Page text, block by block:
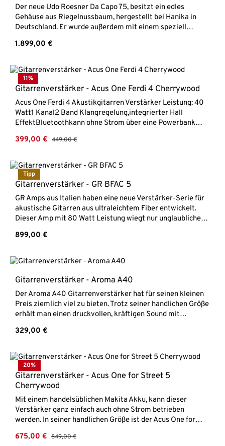
Der neue Udo Roesner Da Capo 75, besitzt ein edles
Gehäuse aus Riegelnussbaum, hergestellt bei Hanika in
Deutschland. Er wurde außerdem mit einem speziell
einzeln-, wir auch im Set mit der neuen Hanika Crossover
Hanika Crossover Roesner -> Udo Roesner/Hanika
Preamp Volume Pedal -> Komplettset Hanika Crossover +
Roesner/Hanika Da Capo 75 + Roesner Pedal Udo
Roesner/Hanika Da Capo 75 Verstärker für akustische
Gitarren 75 WattCustom Gehäuse aus Riegelnussbaum von
Hanika2 Kanäle3-Band EQsechs Effekte48 V
PhantomspeisungLow Cut
Regulärer Preis:
1.899,00 €
11%
Gitarrenverstärker - Acus One Ferdi 4 Cherrywood
Acus One Ferdi 4 Akustikgitarren Verstärker Leistung: 40
Watt1 Kanal2 Band Klangregelung,integrierter Hall
EffektBluetoothkann ohne Strom über eine Powerbank
enthalten)Gehäuse aus Mehrschicht-Leimholz
Verkaufspreis:
399,00 € Regulärer Preis:
449,00 €
Tipp
Gitarrenverstärker - GR BFAC 5
GR Amps aus Italien haben eine neue Verstärker-Serie für
akustische Gitarren aus ultraleichtem Fiber entwickelt.
Dieser Amp mit 80 Watt Leistung wiegt nur unglaubliche
ohne dass es ihm an nötiger Power im Klang fehlt!GR BFAC
Kanäle mit Kombi-Buchse für Gitarre oder
ultraleichtem FiberGewicht nur 3,7 kg
Regulärer Preis:
899,00 €
Gitarrenverstärker - Aroma A40
Der Aroma A40 Gitarrenverstärker hat für seinen kleinen
Preis ziemlich viel zu bieten. Trotz seiner handlichen Größe
erhält man einen druckvollen, kräftigen Sound mit
zwei Kanälen getrennt mit einem 3-Band EQ geregelt
Mit dem eingebauten Akku kann der Amp ganz einfach
ohne Strom gespielt werden. Dank der Batterieanzeige hat
man immer einen guten Überblick über die Akkulaufzeit.
Dank Bluetooth Verbindung kann ebenfalls ganz bequem
Musik abgespielt werden. Ein sehr empfehlenswerter
Verstärker!Aroma A40Akustikgitarrenverstärker40 Watt
LeistungAkkubetrieb möglichGitarreneingang mit
Bass/Mitten/Höhen/Reverb/VolumeMikrofoneingang mit
Bass/Mitten/Höhen/Reverb/VolumeNotch
Regulärer Preis:
329,00 €
20%
Gitarrenverstärker - Acus One for Street 5
Cherrywood
Mit einem handelsüblichen Makita Akku, kann dieser
Verstärker ganz einfach auch ohne Strom betrieben
werden. In seiner handlichen Größe ist der Acus One for
for Street 5Akustikgitarrenverstärker Leistung 40 Watt 2
Verkaufspreis:
675,00 € Regulärer Preis:
849,00 €